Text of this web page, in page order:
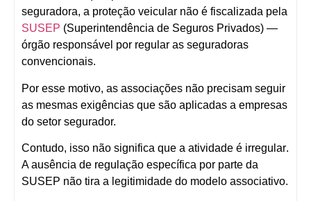
seguradora, a proteção veicular não é fiscalizada pela
SUSEP (Superintendência de Seguros Privados) —
órgão responsável por regular as seguradoras
convencionais.
Por esse motivo, as associações não precisam seguir
as mesmas exigências que são aplicadas a empresas
do setor segurador.
Contudo, isso não significa que a atividade é irregular.
A ausência de regulação específica por parte da
SUSEP não tira a legitimidade do modelo associativo.